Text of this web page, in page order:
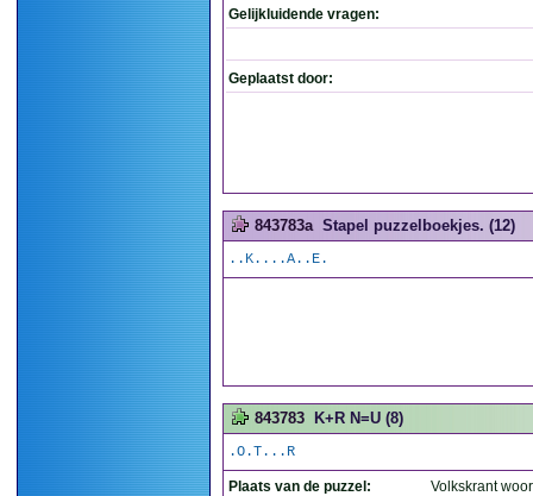
Gelijkluidende vragen:
Geplaatst door:
843783a Stapel puzzelboekjes. (12)
..K....A..E.
843783 K+R N=U (8)
.O.T...R
Plaats van de puzzel:
Volkskrant